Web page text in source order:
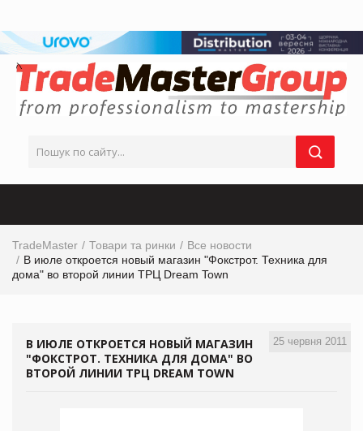
TradeMaster Товари та ринки
Все новости
В июле откроется новый магазин "Фокстрот. Техника для
дома" во второй линии ТРЦ Dream Town
25 червня 2011
В ИЮЛЕ ОТКРОЕТСЯ НОВЫЙ МАГАЗИН
"ФОКСТРОТ. ТЕХНИКА ДЛЯ ДОМА" ВО
ВТОРОЙ ЛИНИИ ТРЦ DREAM TOWN